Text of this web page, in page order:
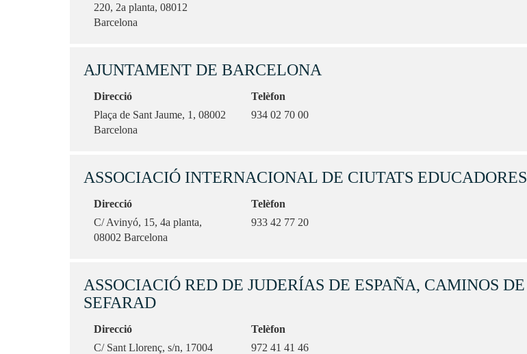
220, 2a planta, 08012
Barcelona
AJUNTAMENT DE BARCELONA
Direcció
Plaça de Sant Jaume, 1, 08002
Barcelona
Telèfon
934 02 70 00
ASSOCIACIÓ INTERNACIONAL DE CIUTATS EDUCADORES
Direcció
C/ Avinyó, 15, 4a planta,
08002 Barcelona
Telèfon
933 42 77 20
ASSOCIACIÓ RED DE JUDERÍAS DE ESPAÑA, CAMINOS DE
SEFARAD
Direcció
C/ Sant Llorenç, s/n, 17004
Telèfon
972 41 41 46